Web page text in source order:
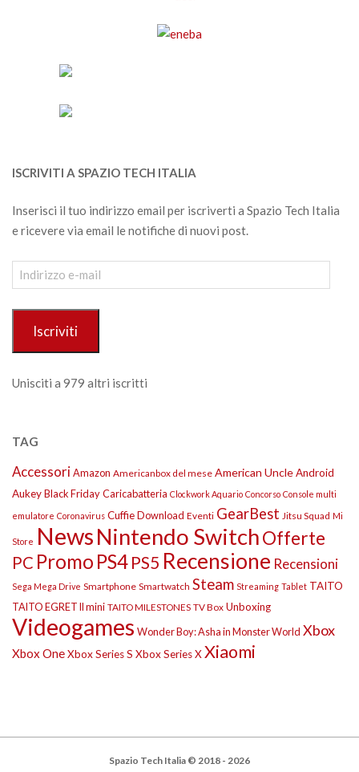
ISCRIVITI A SPAZIO TECH ITALIA
Inserisci il tuo indirizzo email per iscriverti a Spazio Tech Italia
e ricevere via email le notifiche di nuovi post.
Indirizzo
e-
Iscriviti
Unisciti a 979 altri iscritti
TAG
AccessoriAmazon Americanbox del mese American UncleAndroid
AukeyBlack FridayCaricabatteria Clockwork Aquario Concorso Console multi
emulatore Coronavirus CuffieDownload Eventi GearBest Jitsu Squad Mi
Store NewsNintendo SwitchOfferte
PC Promo PS4PS5 Recensione Recensioni
Sega Mega Drive Smartphone Smartwatch Steam Streaming Tablet TAITO
TAITO EGRET II mini TAITO MILESTONES TV Box Unboxing
Videogames Wonder Boy: Asha in Monster World Xbox
Xbox OneXbox Series S Xbox Series XXiaomi
Spazio Tech Italia © 2018 - 2026